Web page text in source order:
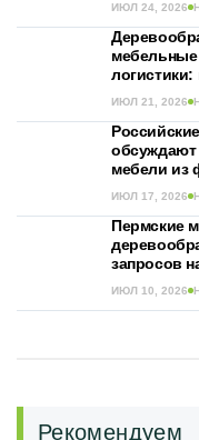
ИЮЛ 24, 2026
ИЮЛ 21, 2026
обсуждают
мебели из
ИЮЛ 17, 2026
Пермские
запросов
ИЮЛ 10, 2026
Рекомендуем